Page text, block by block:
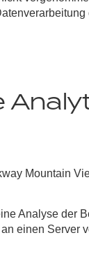
Mountain
Analyse der
einen Server